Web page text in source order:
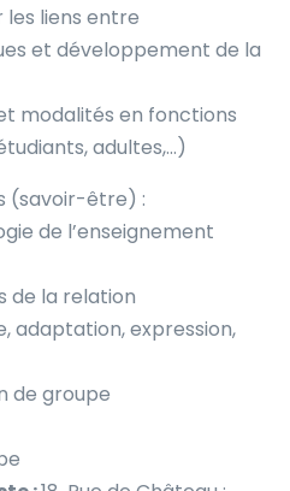
liens entre
et développement de la
modalités en fonctions
adultes,…)
(savoir-être) :
de l’enseignement
de la relation
adaptation, expression,
de groupe